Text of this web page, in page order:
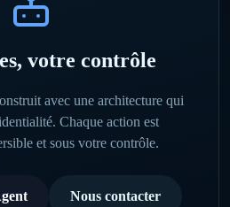
votre contrôle
avec une architecture qui
Chaque action est
et sous votre contrôle.
Nous contacter